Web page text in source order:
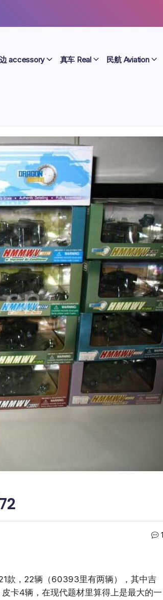
accessory 真车 Real
民航 Aviation
款，22辆（60393里有两辆），其中吉
卡4辆，在现代题材里算得上是最大的一